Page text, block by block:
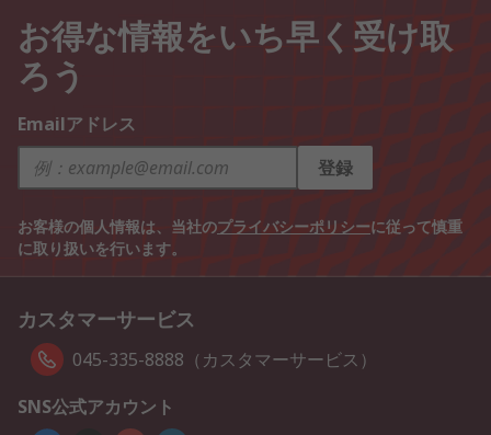
お得な情報をいち早く受け取
ろう
Emailアドレス
登録
お客様の個人情報は、当社のプライバシーポリシーに従って慎重
に取り扱いを行います。
カスタマーサービス
045-335-8888（カスタマーサービス）
SNS公式アカウント